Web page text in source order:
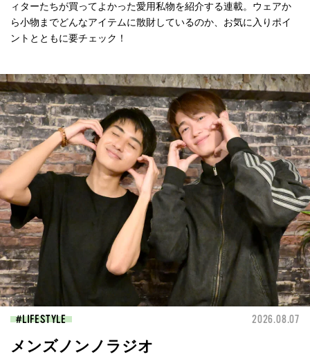
ィターたちが買ってよかった愛用私物を紹介する連載。ウェアか
ら小物までどんなアイテムに散財しているのか、お気に入りポイ
ントとともに要チェック！
LIFESTYLE 2026.08.07
メンズノンノラジオ